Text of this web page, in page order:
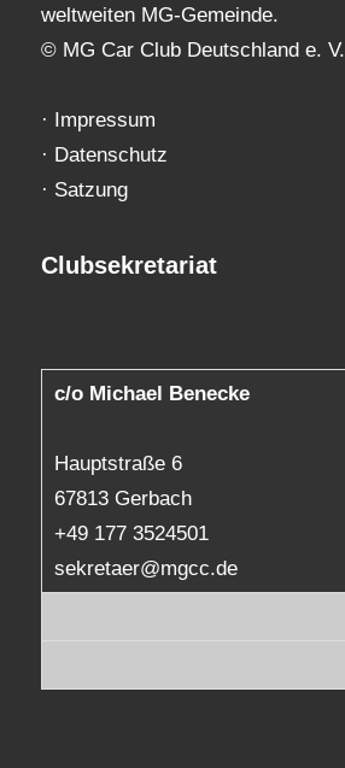
weltweiten MG-Gemeinde.
© MG Car Club Deutschland e. V.
·
Impressum
· Datenschutz
· Satzung
Clubsekretariat
c/o Michael Benecke
Hauptstraße 6
67813 Gerbach
+49 177 3524501
sekretaer@mgcc.de